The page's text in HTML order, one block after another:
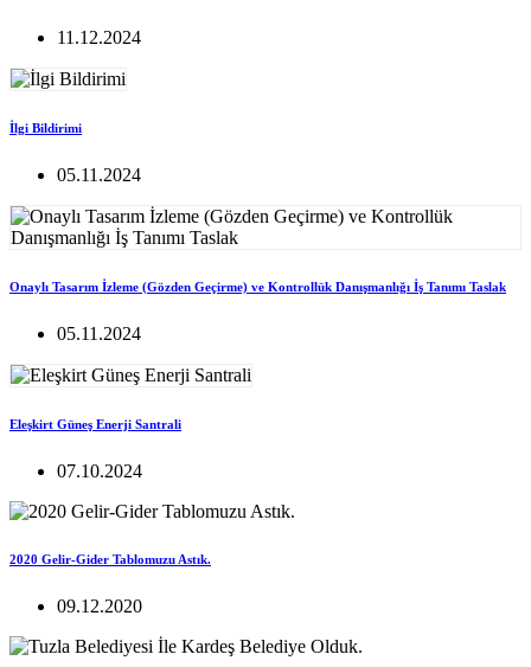
11.12.2024
İlgi Bildirimi
05.11.2024
Onaylı Tasarım İzleme (Gözden Geçirme) ve Kontrollük Danışmanlığı İş Tanımı Taslak
05.11.2024
Eleşkirt Güneş Enerji Santrali
07.10.2024
2020 Gelir-Gider Tablomuzu Astık.
09.12.2020